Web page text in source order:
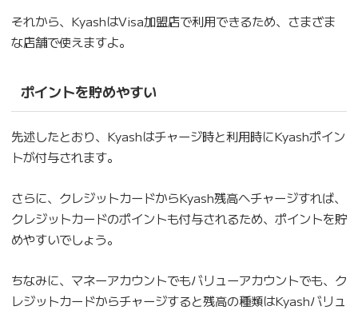
それから、KyashはVisa加盟店で利用できるため、さまざま
な店舗で使えますよ。
ポイントを貯めやすい
先述したとおり、Kyashはチャージ時と利用時にKyashポイン
トが付与されます。
さらに、クレジットカードからKyash残高へチャージすれば、
クレジットカードのポイントも付与されるため、ポイントを貯
めやすいでしょう。
ちなみに、マネーアカウントでもバリューアカウントでも、ク
レジットカードからチャージすると残高の種類はKyashバリュ